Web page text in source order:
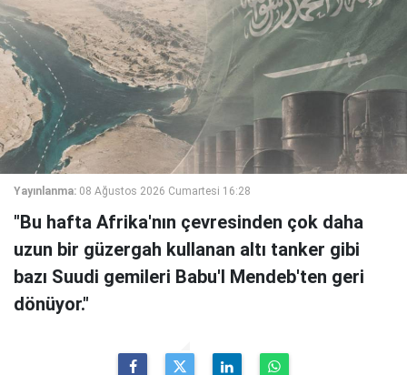
Yayınlanma: 08 Ağustos 2026 Cumartesi 16:28
"Bu hafta Afrika'nın çevresinden çok daha
uzun bir güzergah kullanan altı tanker gibi
bazı Suudi gemileri Babu'l Mendeb'ten geri
dönüyor."